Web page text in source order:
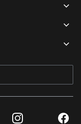
Instagram